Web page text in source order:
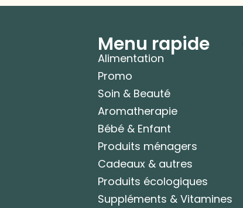
Menu rapide
Alimentation
Promo
Soin & Beauté
Aromatherapie
Bébé & Enfant
Produits ménagers
Cadeaux & autres
Produits écologiques
Suppléments & Vitamines